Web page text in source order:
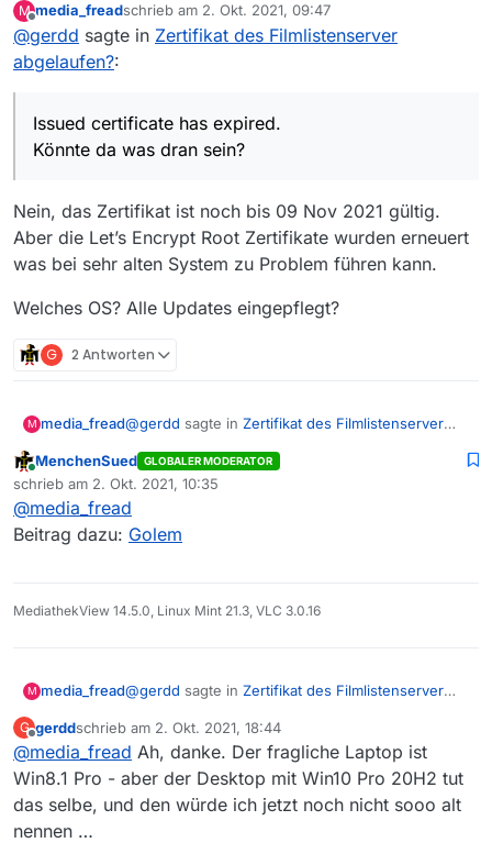
ERROR: cannot verify liste.mediathekview.de’s
certificate, issued by ‘CN=R3,O=Let's Encrypt,C=US’:
Issued certificate has expired.
M
Offline
media_freadschrieb am 2. Okt. 2021, 09:47
zuletzt editiert von
@gerdd sagte in Zertifikat des Filmlistenserver
abgelaufen?:
Issued certificate has expired.
Könnte da was dran sein?
Nein, das Zertifikat ist noch bis 09 Nov 2021 gültig.
Aber die Let’s Encrypt Root Zertifikate wurden erneuert
was bei sehr alten System zu Problem führen kann.
Welches OS? Alle Updates eingepflegt?
G 2 Antworten
M media_fread@gerdd sagte in Zertifikat des Filmlistenserver
Issued certificate has expired.
Nein, das Zertifikat ist noch bis 09 Nov 2021
gültig.
führen kann.
Online
MenchenSued GLOBALER MODERATOR
schrieb am 2. Okt. 2021, 10:35
zuletzt editiert von
@media_fread
Beitrag dazu: Golem
MediathekView 14.5.0, Linux Mint 21.3, VLC 3.0.16
M media_fread@gerdd sagte in Zertifikat des Filmlistenserver
Issued certificate has expired.
Könnte da was dran sein?
Nein, das Zertifikat ist noch bis 09 Nov 2021
gültig.
G
Offline
gerddschrieb am 2. Okt. 2021, 18:44
zuletzt editiert von
@media_fread Ah, danke. Der fragliche Laptop ist
Win8.1 Pro - aber der Desktop mit Win10 Pro 20H2 tut
das selbe, und den würde ich jetzt noch nicht sooo alt
nennen …